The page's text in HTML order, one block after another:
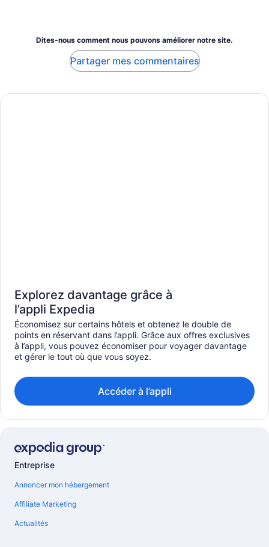
Dites-nous comment nous pouvons améliorer notre site.
Partager mes commentaires
Explorez davantage grâce à
l’appli Expedia
Économisez sur certains hôtels et obtenez le double de
points en réservant dans l’appli. Grâce aux offres exclusives
à l’appli, vous pouvez économiser pour voyager davantage
et gérer le tout où que vous soyez.
Accéder à l’appli
Entreprise
Annoncer mon hébergement
Affiliate Marketing
Actualités